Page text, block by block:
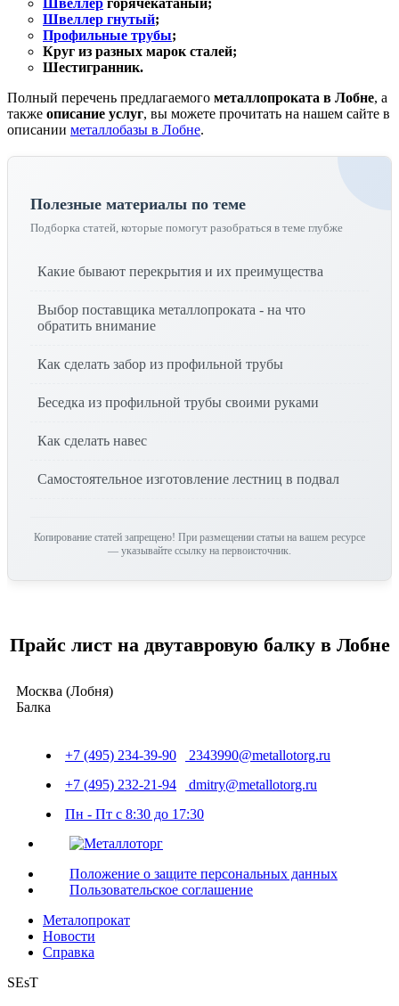
Швеллер горячекатаный;
Швеллер гнутый;
Профильные трубы;
Круг из разных марок сталей;
Шестигранник.
Полный перечень предлагаемого металлопроката в Лобне, а
также описание услуг, вы можете прочитать на нашем сайте в
описании металлобазы в Лобне.
Полезные материалы по теме
Подборка статей, которые помогут разобраться в теме глубже
Какие бывают перекрытия и их преимущества
Выбор поставщика металлопроката - на что
обратить внимание
Как сделать забор из профильной трубы
Беседка из профильной трубы своими руками
Как сделать навес
Самостоятельное изготовление лестниц в подвал
Копирование статей запрещено! При размещении статьи на вашем ресурсе
— указывайте ссылку на первоисточник.
Прайс лист на двутавровую балку в Лобне
Москва (Лобня)
Балка
+7 (495) 234-39-90
2343990@metallotorg.ru
+7 (495) 232-21-94
dmitry@metallotorg.ru
Пн - Пт с 8:30 до 17:30
Положение о защите персональных данных
Пользовательское соглашение
Металопрокат
Новости
Справка
SEsT